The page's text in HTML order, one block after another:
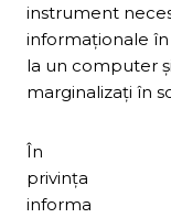
instrument
informaţionale în
la un computer
marginalizaţi în
În
privinţa
informa